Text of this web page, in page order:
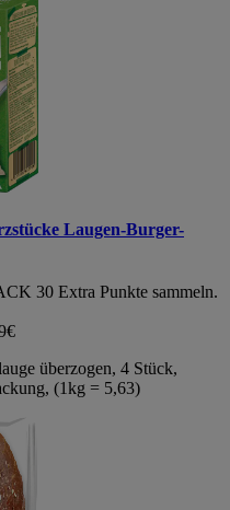
Laugen-Burger-
30 Extra Punkte sammeln.
überzogen, 4 Stück,
(1kg = 5,63)